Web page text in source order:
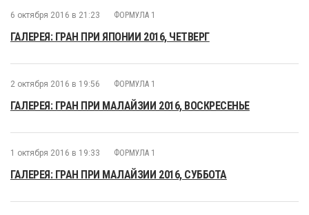
6 октября 2016 в 21:23 ФОРМУЛА 1
ГАЛЕРЕЯ: ГРАН ПРИ ЯПОНИИ 2016, ЧЕТВЕРГ
2 октября 2016 в 19:56 ФОРМУЛА 1
ГАЛЕРЕЯ: ГРАН ПРИ МАЛАЙЗИИ 2016, ВОСКРЕСЕНЬЕ
1 октября 2016 в 19:33 ФОРМУЛА 1
ГАЛЕРЕЯ: ГРАН ПРИ МАЛАЙЗИИ 2016, СУББОТА